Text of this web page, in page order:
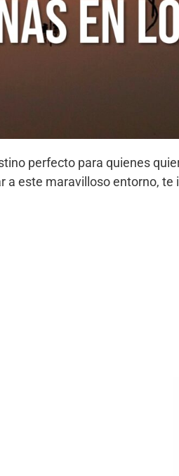
perfecto para quienes
este maravilloso entorno, te